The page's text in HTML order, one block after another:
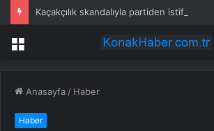
Menü
Anasayfa / Haber
Haber